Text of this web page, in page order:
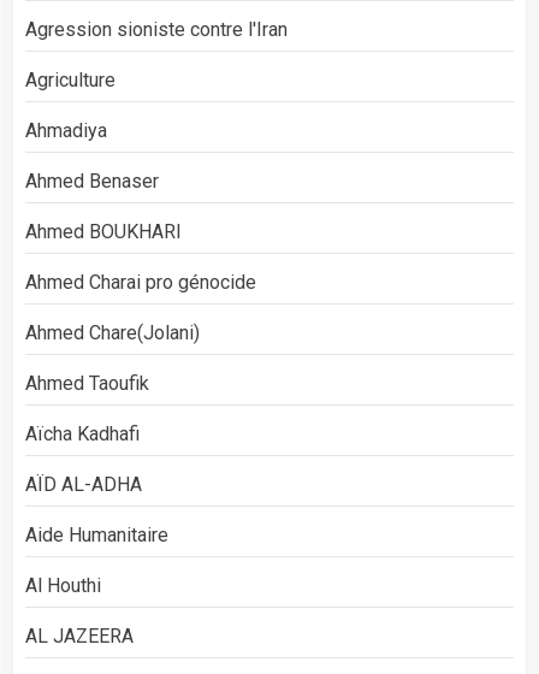
Agression sioniste contre l'Iran
Agriculture
Ahmadiya
Ahmed Benaser
Ahmed BOUKHARI
Ahmed Charai pro génocide
Ahmed Chare(Jolani)
Ahmed Taoufik
Aïcha Kadhafi
AÏD AL-ADHA
Aide Humanitaire
Al Houthi
AL JAZEERA